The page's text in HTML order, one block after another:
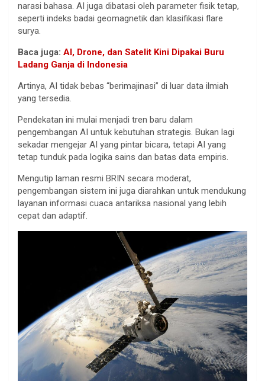
narasi bahasa. AI juga dibatasi oleh parameter fisik tetap,
seperti indeks badai geomagnetik dan klasifikasi flare
surya.
Baca juga: AI, Drone, dan Satelit Kini Dipakai Buru
Ladang Ganja di Indonesia
Artinya, AI tidak bebas “berimajinasi” di luar data ilmiah
yang tersedia.
Pendekatan ini mulai menjadi tren baru dalam
pengembangan AI untuk kebutuhan strategis. Bukan lagi
sekadar mengejar AI yang pintar bicara, tetapi AI yang
tetap tunduk pada logika sains dan batas data empiris.
Mengutip laman resmi BRIN secara moderat,
pengembangan sistem ini juga diarahkan untuk mendukung
layanan informasi cuaca antariksa nasional yang lebih
cepat dan adaptif.